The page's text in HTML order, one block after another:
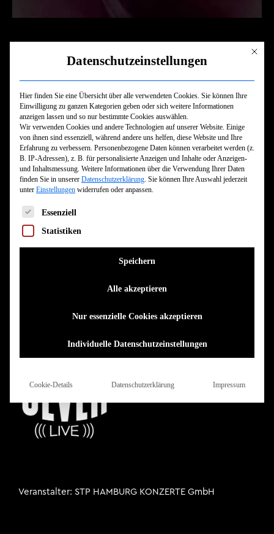
DONNERSTAG 13. AUGUST 2026
CURRENT JOYS
(VERLEGT)
Einlass:
Beginn:-
Bereits erworbene Tickets behalten ihre Gültigkeit.
Veranstalter STP HAMBURG KONZERTE GmbH
Mit
Datenschutzeinstellungen
Hier finden Sie eine Übersicht über alle verwendeten Cookies. Sie können Ihre
Einwilligung zu ganzen Kategorien geben oder sich weitere Informationen
anzeigen lassen und so nur bestimmte Cookies auswählen.
Wir verwenden Cookies und andere Technologien auf unserer Website. Einige
von ihnen sind essenziell, während andere uns helfen, diese Website und Ihre
Erfahrung zu verbessern. Personenbezogene Daten können verarbeitet werden (z.
B. IP-Adressen), z. B. für personalisierte Anzeigen und Inhalte oder Anzeigen-
und Inhaltsmessung. Weitere Informationen über die Verwendung Ihrer Daten
finden Sie in unserer Datenschutzerklärung. Sie können Ihre Auswahl jederzeit
unter Einstellungen widerrufen oder anpassen.
Es folgt eine Liste der Service-Gruppen, für die eine
Essenziell
Statistiken
Speichern
Alle akzeptieren
Nur essenzielle Cookies akzeptieren
Individuelle Datenschutzeinstellungen
Cookie-Details Datenschutzerklärung Impressum